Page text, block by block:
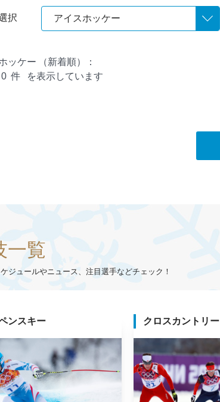
択 アイスホッケー
ッケー
（新着順）：
0 件 を表示しています
一覧
ジュールやニュース、注目選手などチェック！
ンスキー クロスカントリー